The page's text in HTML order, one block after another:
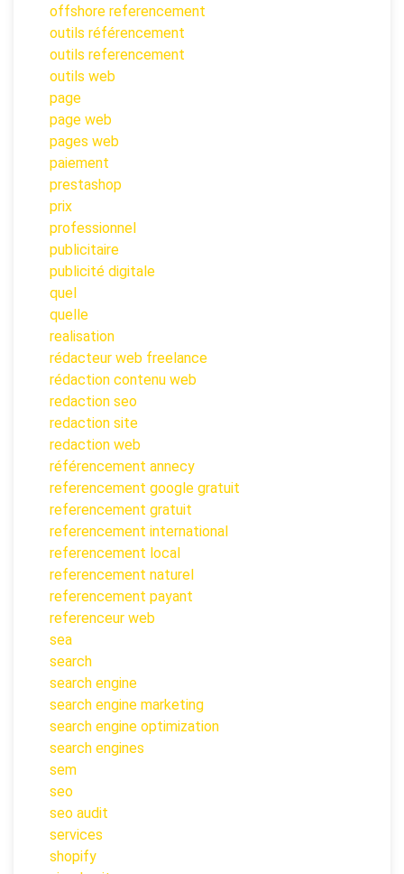
offshore referencement
outils référencement
outils referencement
outils web
page
page web
pages web
paiement
prestashop
prix
professionnel
publicitaire
publicité digitale
quel
quelle
realisation
rédacteur web freelance
rédaction contenu web
redaction seo
redaction site
redaction web
référencement annecy
referencement google gratuit
referencement gratuit
referencement international
referencement local
referencement naturel
referencement payant
referenceur web
sea
search
search engine
search engine marketing
search engine optimization
search engines
sem
seo
seo audit
services
shopify